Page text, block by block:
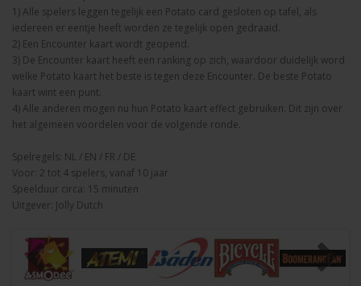
1) Alle spelers leggen tegelijk een Potato card gesloten op tafel, als
iedereen er eentje heeft worden ze tegelijk open gedraaid.
2) Een Encounter kaart wordt geopend.
3) De Encounter kaart heeft een ranking op zich, waardoor duidelijk word
welke Potato kaart het beste is tegen deze Encounter. De beste Potato
kaart wint een punt.
4) Alle anderen mogen nu hun Potato kaart effect gebruiken. Dit zijn over
het algemeen voordelen voor de volgende ronde.
Spelregels: NL / EN / FR / DE
Voor: 2 tot 4 spelers, vanaf 10 jaar
Speelduur circa: 15 minuten
Uitgever: Jolly Dutch